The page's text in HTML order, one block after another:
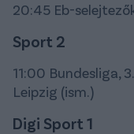
20:45 Eb-
Sport 2
11:00 Bundesliga,
Leipzig (ism.)
Digi Sport 1